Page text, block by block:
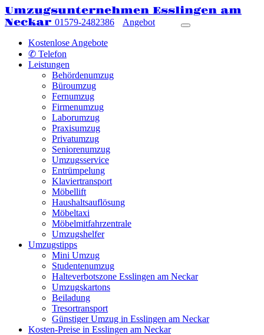
Umzugsunternehmen Esslingen am
Neckar 01579-2482386 Angebot
Kostenlose Angebote
✆ Telefon
Leistungen
Behördenumzug
Büroumzug
Fernumzug
Firmenumzug
Laborumzug
Praxisumzug
Privatumzug
Seniorenumzug
Umzugsservice
Entrümpelung
Klaviertransport
Möbellift
Haushaltsauflösung
Möbeltaxi
Möbelmitfahrzentrale
Umzugshelfer
Umzugstipps
Mini Umzug
Studentenumzug
Halteverbotszone Esslingen am Neckar
Umzugskartons
Beiladung
Tresortransport
Günstiger Umzug in Esslingen am Neckar
Kosten-Preise in Esslingen am Neckar